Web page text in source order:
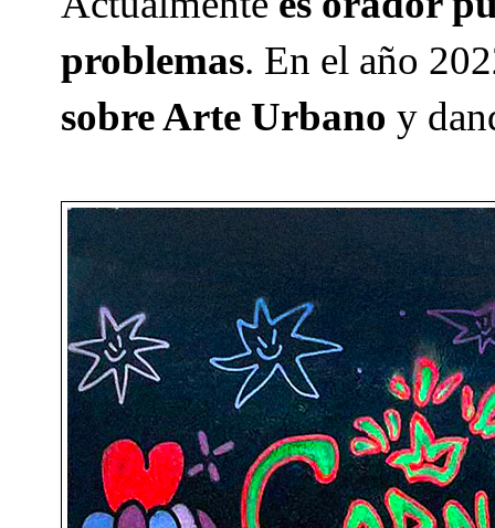
problemas. En el año
sobre Arte Urbano y